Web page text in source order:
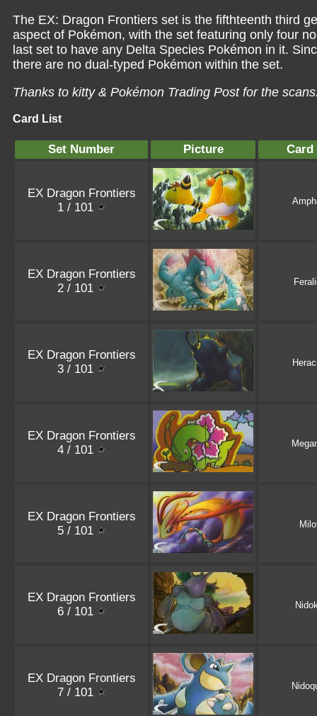
The EX: Dragon Frontiers set is the fifthteenth third
aspect of Pokémon, with the set featuring only four
last set to have any Delta Species Pokémon in it.
there are no dual-typed Pokémon within the set.
Thanks to kitty & Pokémon Trading Postfor the
Card List
Set Number Picture Card
EX Dragon Frontiers
1 / 101
EX Dragon Frontiers
2 / 101
EX Dragon Frontiers
3 / 101
EX Dragon Frontiers
4 / 101
EX Dragon Frontiers
5 / 101
EX Dragon Frontiers
6 / 101
EX Dragon Frontiers
7 / 101